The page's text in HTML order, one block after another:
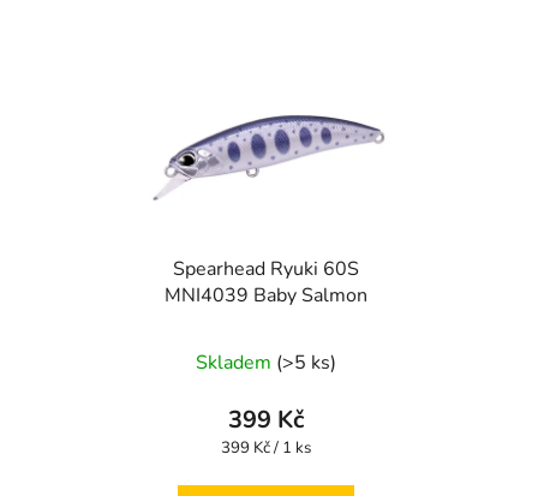
Spearhead Ryuki 60S
MNI4039 Baby Salmon
Skladem (>5 ks)
399 Kč
Měrná
399 Kč / 1 ks